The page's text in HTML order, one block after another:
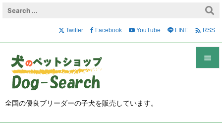
全国の優良ブリーダーの子犬を販売しています。

Twitter Facebook YouTube LINE  RSS